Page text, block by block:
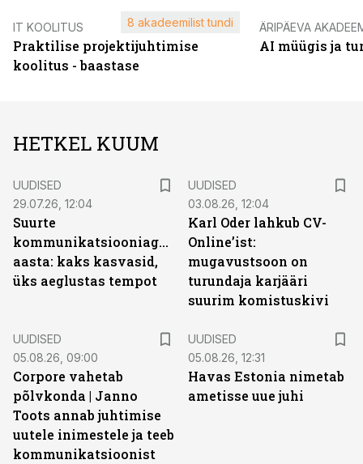
IT KOOLITUS
Praktilise projektijuhtimise
koolitus - baastase
8 akadeemilist tundi ÄRIPÄEVA
AI müügis ja
HETKEL KUUM
UUDISED
29.07.26, 12:04
Suurte
kommunikatsiooniagentuuride
aasta: kaks kasvasid,
üks aeglustas tempot
UUDISED
03.08.26, 12:04
Karl Oder lahkub CV-
Online’ist:
mugavustsoon on
turundaja karjääri
suurim komistuskivi
UUDISED
05.08.26, 09:00
Corpore vahetab
põlvkonda | Janno
Toots annab juhtimise
uutele inimestele ja teeb
kommunikatsioonist
UUDISED
05.08.26, 12:31
Havas Estonia nimetab
ametisse uue juhi